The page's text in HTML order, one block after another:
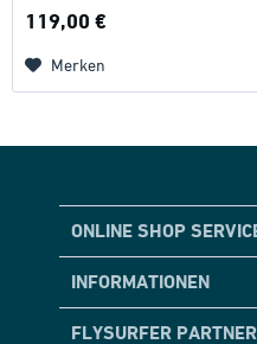
119,00 €
Merken
ONLINE SHOP
INFORMATIONEN
FLYSURFER PARTNER